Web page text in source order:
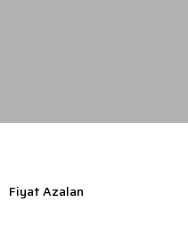
Fiyat Azalan